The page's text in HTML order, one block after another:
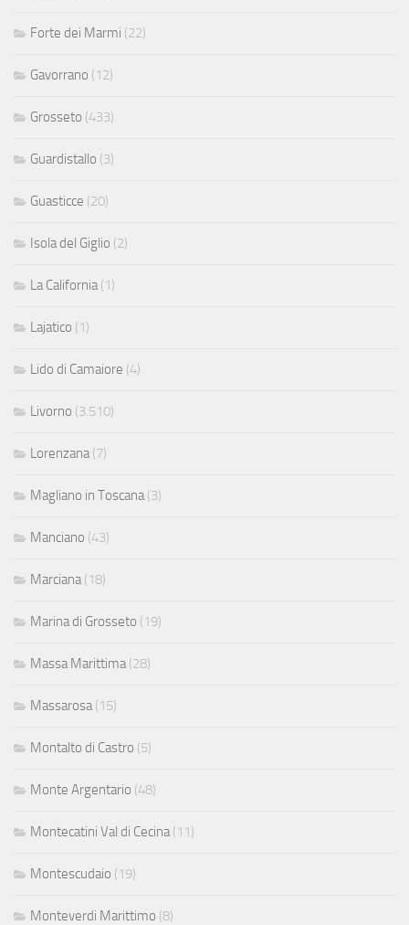
Forte dei Marmi (22)
Gavorrano (12)
Grosseto (433)
Guardistallo (3)
Guasticce (20)
Isola del Giglio (2)
La California (1)
Lajatico (1)
Lido di Camaiore (4)
Livorno (3.510)
Lorenzana (7)
Magliano in Toscana (3)
Manciano (43)
Marciana (18)
Marina di Grosseto (19)
Massa Marittima (28)
Massarosa (15)
Montalto di Castro (5)
Monte Argentario (48)
Montecatini Val di Cecina (11)
Montescudaio (19)
Monteverdi Marittimo (8)